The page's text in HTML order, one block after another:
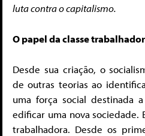
luta contra o capitalismo.
O papel da classe
Desde sua criação, o
de outras teorias ao
uma força social destinada
edificar uma nova sociedade.
trabalhadora. Desde os